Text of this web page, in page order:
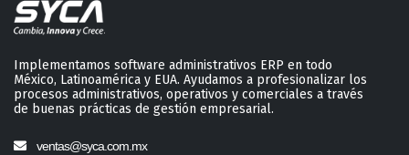
Implementamos software administrativos ERP en todo
México, Latinoamérica y EUA. Ayudamos a profesionalizar los
procesos administrativos, operativos y comerciales a través
de buenas prácticas de gestión empresarial.
ventas@syca.com.mx